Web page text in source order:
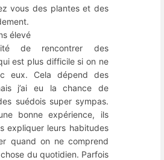
vous des plantes et des
élevé
de rencontrer des
est plus difficile si on ne
eux. Cela dépend des
j’ai eu la chance de
suédois super sympas.
bonne expérience, ils
expliquer leurs habitudes
quand on ne comprend
du quotidien. Parfois